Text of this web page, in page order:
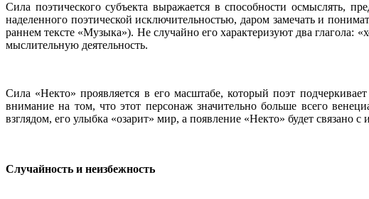
Сила поэтического субъекта выражается в способности осмыслять,
наделенного поэтической исключительностью, даром замечать и
раннем тексте «Музыка»). Не случайно его характеризуют два
мыслительную деятельность.
Сила «Некто» проявляется в его масштабе, который поэт
внимание на том, что этот персонаж значительно больше всего
взглядом, его улыбка «озарит» мир, а появление «Некто» будет связано с
Случайность и неизбежность